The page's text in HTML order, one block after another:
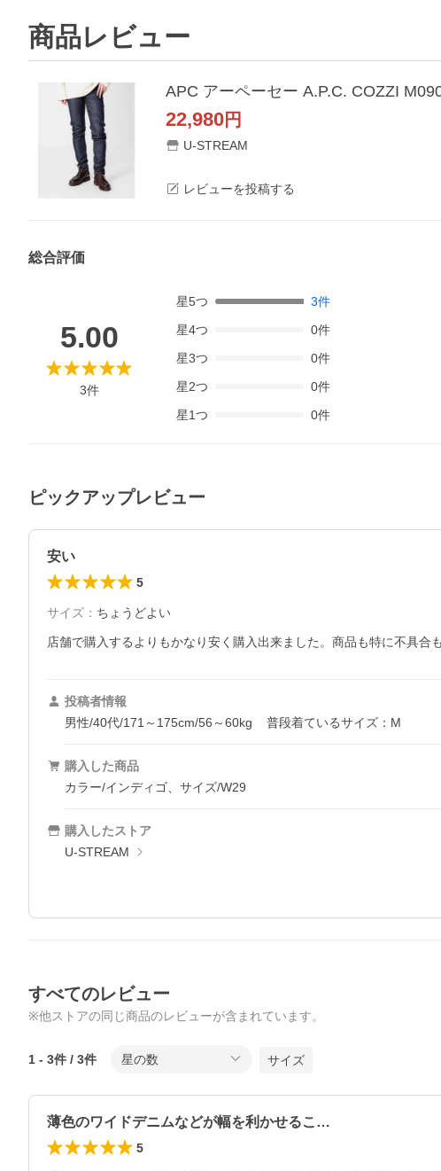
商品レビュー
22,980円
U-STREAM
レビューを投稿する
総合評価
5.00
3件
星5つ 3件
星4つ 0件
星3つ 0件
星2つ 0件
星1つ 0件
ピックアップレビュー
安い
5
サイズ ： ちょうどよい
店舗で購入するよりもかなり安く購入出来ました。商品も特に不具合
投稿者情報
男性/40代/171～175cm/56～60kg
普段着ているサイズ：M
購入した商品
カラー/インディゴ、サイズ/W29
購入したストア
U-STREAM
すべてのレビュー
※他ストアの同じ商品のレビューが含まれています。
1 - 3件 / 3件 星の数 サイズ
薄色のワイドデニムなどが幅を利かせるこ…
5